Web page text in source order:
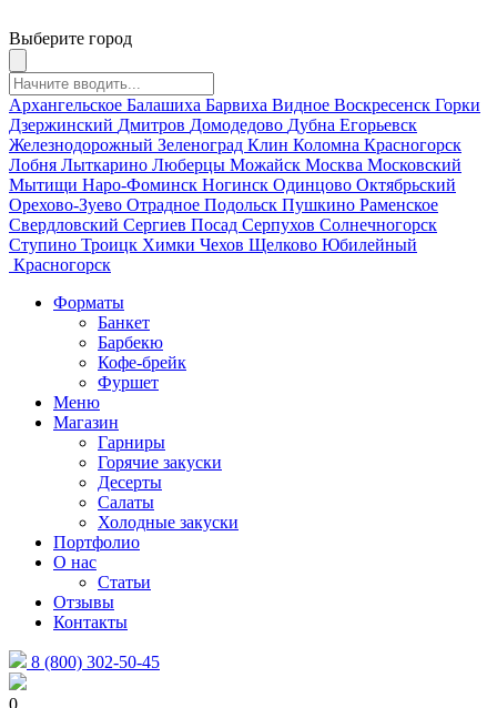
Выберите город
Архангельское Балашиха Барвиха Видное Воскресенск Горки
Дзержинский Дмитров Домодедово Дубна Егорьевск
Железнодорожный Зеленоград Клин Коломна Красногорск
Лобня Лыткарино Люберцы Можайск Москва Московский
Мытищи Наро-Фоминск Ногинск Одинцово Октябрьский
Орехово-Зуево Отрадное Подольск Пушкино Раменское
Свердловский Сергиев Посад Серпухов Солнечногорск
Ступино Троицк Химки Чехов Щелково Юбилейный
Красногорск
Форматы
Банкет
Барбекю
Кофе-брейк
Фуршет
Меню
Магазин
Гарниры
Горячие закуски
Десерты
Салаты
Холодные закуски
Портфолио
О нас
Статьи
Отзывы
Контакты
8 (800) 302-50-45
0